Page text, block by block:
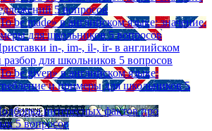
5 вопросов
be made» в английском языке: значение,
для школьников 5 вопросов
in-, im-, il-, ir- в английском
для школьников 5 вопросов
be given» в английском языке:
и примеры для школьников 5
интересных фактов про
5 вопросов